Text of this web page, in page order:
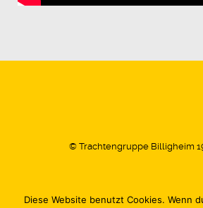
© Trachtengruppe Billigheim
Impressum Datenschutz
Diese Website benutzt Cookies. Wenn